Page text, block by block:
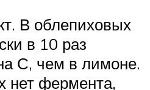
В облепиховых
в 10 раз
С, чем в лимоне.
нет фермента,